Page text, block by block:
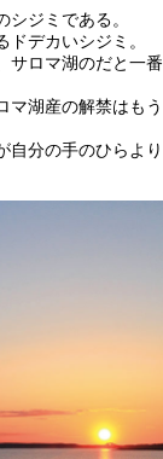
ジミである。
デカいシジミ。
サロマ湖のだと一番
マ湖産の解禁はもう
自分の手のひらより